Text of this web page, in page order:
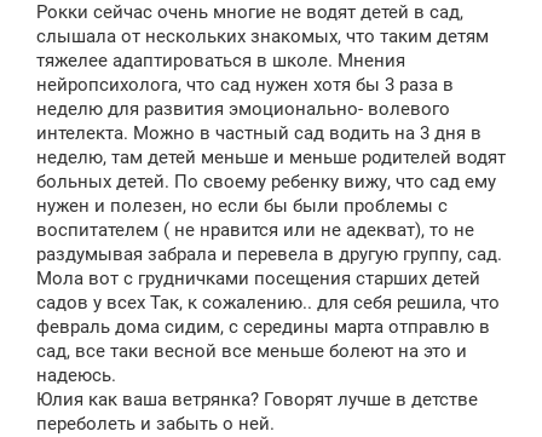
Рокки сейчас очень многие не водят детей в сад,
слышала от нескольких знакомых, что таким детям
тяжелее адаптироваться в школе. Мнения
нейропсихолога, что сад нужен хотя бы 3 раза в
неделю для развития эмоционально- волевого
интелекта. Можно в частный сад водить на 3 дня в
неделю, там детей меньше и меньше родителей водят
больных детей. По своему ребенку вижу, что сад ему
нужен и полезен, но если бы были проблемы с
воспитателем ( не нравится или не адекват), то не
раздумывая забрала и перевела в другую группу, сад.
Мола вот с грудничками посещения старших детей
садов у всех Так, к сожалению.. для себя решила, что
февраль дома сидим, с середины марта отправлю в
сад, все таки весной все меньше болеют на это и
надеюсь.
Юлия как ваша ветрянка? Говорят лучше в детстве
переболеть и забыть о ней.